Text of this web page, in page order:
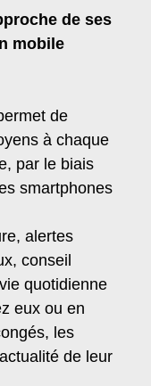
de ses
mobile
de
à chaque
par le biais
smartphones
alertes
conseil
quotidienne
eux ou en
les
de leur